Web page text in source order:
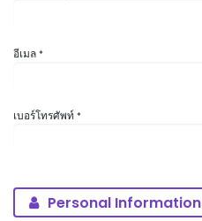
อีเมล *
เบอร์โทรศัพท์ *
Personal Information